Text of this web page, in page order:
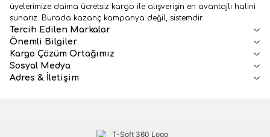
üyelerimize daima ücretsiz kargo ile alışverişin en avantajlı halini
sunarız. Burada kazanç kampanya değil, sistemdir.
Tercih Edilen Markalar
Önemli Bilgiler
Kargo Çözüm Ortağımız
Sosyal Medya
Adres & İletişim